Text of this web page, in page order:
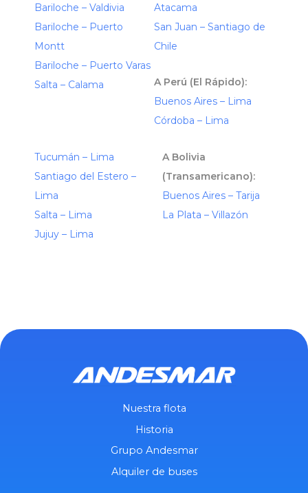
Bariloche – Valdivia
Bariloche – Puerto
Montt
Bariloche – Puerto Varas
Salta – Calama
Atacama
San Juan – Santiago de
Chile
A Perú (El Rápido):
Buenos Aires – Lima
Córdoba – Lima
Tucumán – Lima
Santiago del Estero –
Lima
Salta – Lima
Jujuy – Lima
A Bolivia
(Transamericano):
Buenos Aires – Tarija
La Plata – Villazón
Nuestra flota
Historia
Grupo Andesmar
Alquiler de buses